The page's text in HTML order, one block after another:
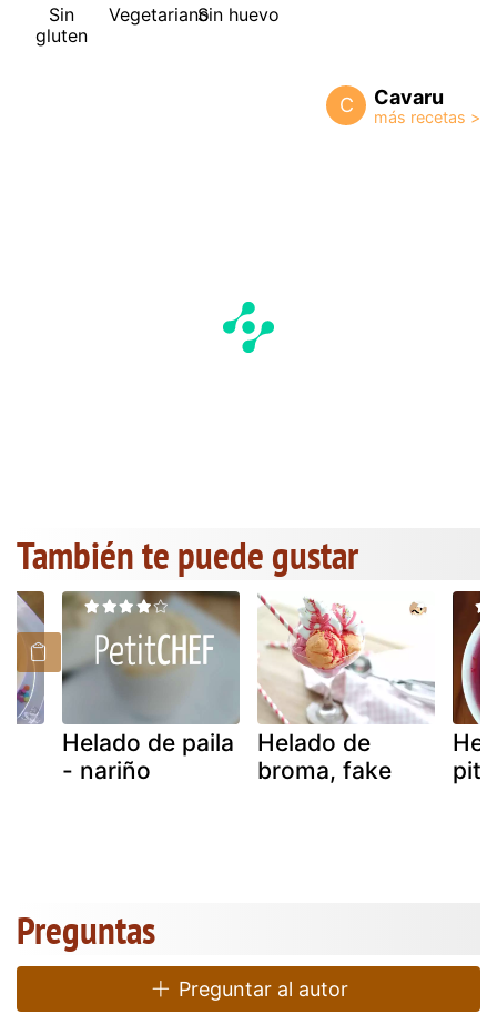
Sin
gluten
VegetarianoSin huevo
C Cavaru
También te puede gustar
Helado de paila
- nariño
Helado de
broma, fake
Preguntas
Preguntar al autor